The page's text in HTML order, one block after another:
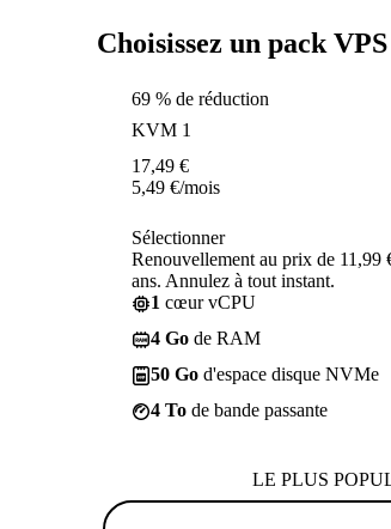
Choisissez un pack
69 % de réduction
KVM 1
17,49 €
5,49 €/mois
Sélectionner
Renouvellement au prix de 11,99
ans. Annulez à tout instant.
1 cœur vCPU
4 Go de RAM
50 Go d'espace disque NVMe
4 To de bande passante
LE PLUS